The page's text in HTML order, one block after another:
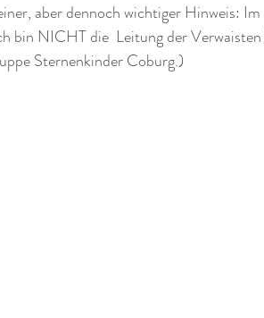
aber dennoch wichtiger Hinweis:
bin NICHT die  Leitung der
Sternenkinder Coburg.)